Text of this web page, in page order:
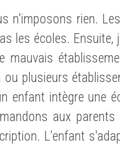
n'imposons rien.
les écoles. Ensuite,
mauvais
ou plusieurs
enfant intègre une
aux
L'enfant